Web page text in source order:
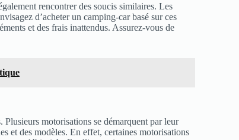
rencontrer des soucis similaires. Les
d’acheter un camping-car basé sur ces
et des frais inattendus. Assurez-vous de
Plusieurs motorisations se démarquent par leur
et des modèles. En effet, certaines motorisations